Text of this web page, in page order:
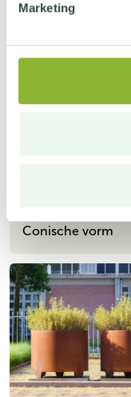
Marketing
Conische vorm